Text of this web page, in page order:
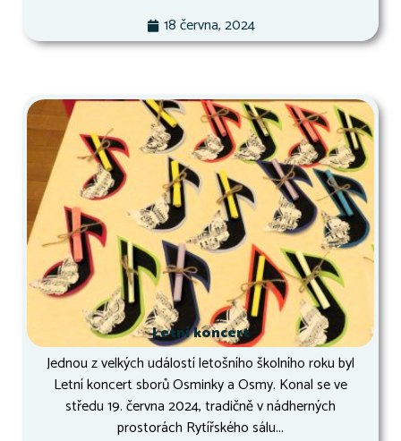
18 června, 2024
Letní koncert
Jednou z velkých událostí letošního školního roku byl
Letní koncert sborů Osminky a Osmy. Konal se ve
středu 19. června 2024, tradičně v nádherných
prostorách Rytířského sálu...